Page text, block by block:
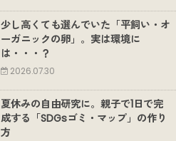
少し高くても選んでいた「平飼い・オ
ーガニックの卵」。実は環境に
は・・・？
2026.07.30
夏休みの自由研究に。親子で1日で完
成する「SDGsゴミ・マップ」の作り
方